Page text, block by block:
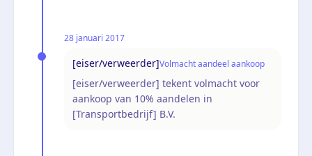
28 januari 2017
[eiser/verweerder]Volmacht aandeel aankoop
[eiser/verweerder] tekent volmacht voor
aankoop van 10% aandelen in
[Transportbedrijf] B.V.